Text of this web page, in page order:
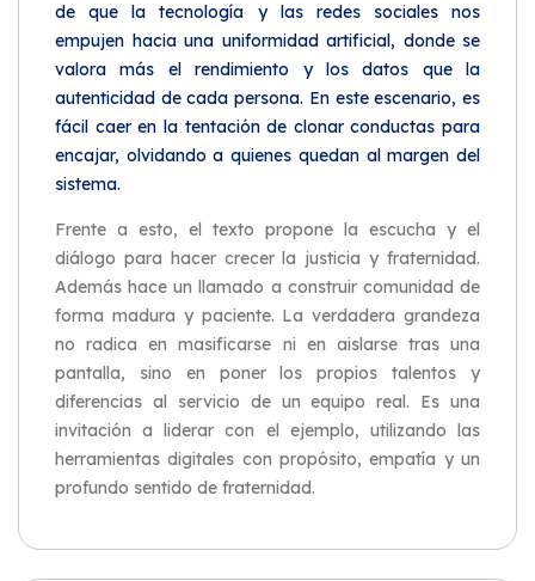
de que la tecnología y las redes sociales nos
empujen hacia una uniformidad artificial, donde se
valora más el rendimiento y los datos que la
autenticidad de cada persona. En este escenario, es
fácil caer en la tentación de clonar conductas para
encajar, olvidando a quienes quedan al margen del
sistema.
Frente a esto, el texto propone la escucha y el
diálogo para hacer crecer la justicia y fraternidad.
Además hace un llamado a construir comunidad de
forma madura y paciente. La verdadera grandeza
no radica en masificarse ni en aislarse tras una
pantalla, sino en poner los propios talentos y
diferencias al servicio de un equipo real. Es una
invitación a liderar con el ejemplo, utilizando las
herramientas digitales con propósito, empatía y un
profundo sentido de fraternidad.